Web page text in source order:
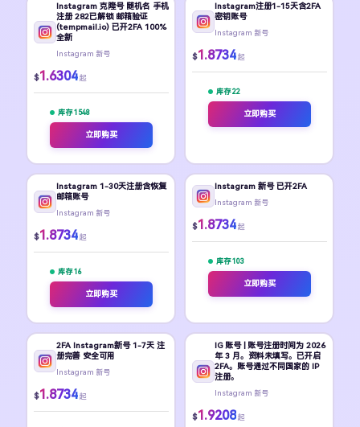
Instagram 克隆号 随机名 手机
注册 282已解锁 邮箱验证
(tempmail.io) 已开2FA 100%
全新
Instagram 新号
$1.6304 起
库存 1548
立即购买
Instagram注册1-15天含2FA
密钥账号
Instagram 新号
$1.8734 起
库存 22
立即购买
Instagram 1-30天注册含恢复
邮箱账号
Instagram 新号
$1.8734 起
库存 16
立即购买
Instagram 新号 已开2FA
Instagram 新号
$1.8734 起
库存 103
立即购买
2FA Instagram新号 1-7天 注
册完善 安全可用
Instagram 新号
$1.8734 起
IG 账号 | 账号注册时间为 2026
年 3 月。资料未填写。已开启
2FA。账号通过不同国家的 IP
注册。
Instagram 新号
$1.9208 起